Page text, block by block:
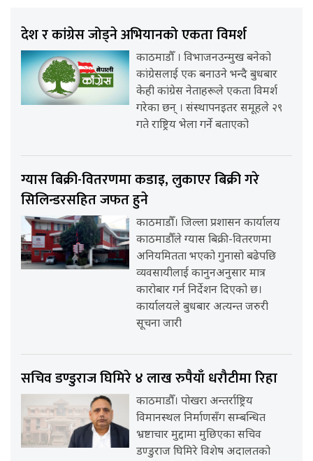
देश र कांग्रेस जोड्ने अभियानको एकता विमर्श
काठमाडौँ । विभाजनउन्मुख बनेको
कांग्रेसलाई एक बनाउने भन्दै बुधबार
केही कांग्रेस नेताहरूले एकता विमर्श
गरेका छन् । संस्थापनइतर समूहले २९
गते राष्ट्रिय भेला गर्ने बताएको
ग्यास बिक्री-वितरणमा कडाइ, लुकाएर बिक्री गरे
सिलिन्डरसहित जफत हुने
काठमाडौँ। जिल्ला प्रशासन कार्यालय
काठमाडौँले ग्यास बिक्री-वितरणमा
अनियमितता भएको गुनासो बढेपछि
व्यवसायीलाई कानुनअनुसार मात्र
कारोबार गर्न निर्देशन दिएको छ।
कार्यालयले बुधबार अत्यन्त जरुरी
सूचना जारी
सचिव डण्डुराज घिमिरे ४ लाख रुपैयाँ धरौटीमा रिहा
काठमाडौँ। पोखरा अन्तर्राष्ट्रिय
विमानस्थल निर्माणसँग सम्बन्धित
भ्रष्टाचार मुद्दामा मुछिएका सचिव
डण्डुराज घिमिरे विशेष अदालतको